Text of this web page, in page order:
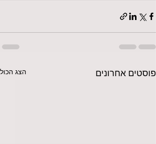
פוסטים אחרונים הצג הכול